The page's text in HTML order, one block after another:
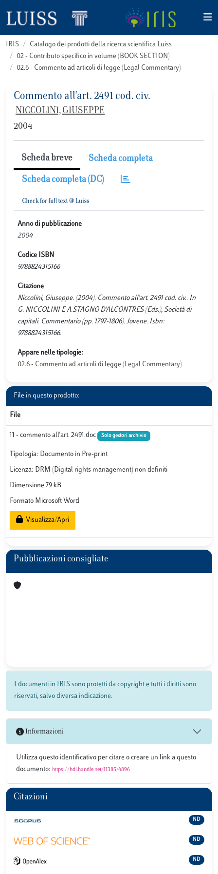
IRIS
Catalogo dei prodotti della ricerca scientifica Luiss
02 - Contributo specifico in volume (BOOK SECTION)
02.6 - Commento ad articoli di legge (Legal Commentary)
Commento all'art. 2491 cod. civ.
NICCOLINI, GIUSEPPE
2004
Scheda breve Scheda completa
Scheda completa (DC)
Anno di pubblicazione
2004
Codice ISBN
9788824315166
Citazione
Niccolini, Giuseppe. (2004). Commento all'art. 2491 cod. civ.. In
G. NICCOLINI E A.STAGNO D'ALCONTRES (Eds.), Società di
capitali. Commentario (pp. 1797-1806). Jovene. Isbn:
9788824315166.
Appare nelle tipologie:
02.6 - Commento ad articoli di legge (Legal Commentary)
File in questo prodotto:
File
11 - commento all'art. 2491.doc Solo gestori archivio
Tipologia: Documento in Pre-print
Licenza: DRM (Digital rights management) non definiti
Dimensione 79 kB
Formato Microsoft Word
Visualizza/Apri
Pubblicazioni consigliate
I documenti in IRIS sono protetti da copyright e tutti i diritti sono
riservati, salvo diversa indicazione.
Informazioni
Utilizza questo identificativo per citare o creare un link a questo
documento: https://hdl.handle.net/11385/4896
Citazioni
ND
ND
ND